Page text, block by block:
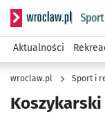
Serwis
Aktualności
wroclaw.pl Sport i